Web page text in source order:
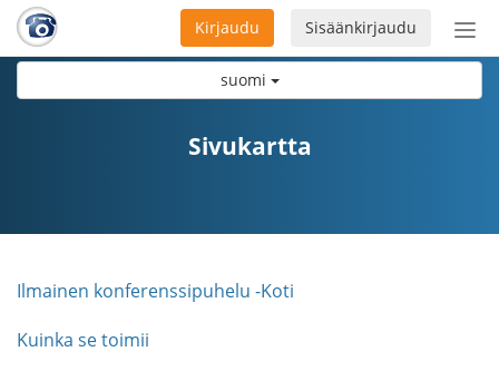
suomi
Sisäänkirjaudu
Kirjaudu
Sivukartta
Ilmainen konferenssipuhelu -Koti
Kuinka se toimii